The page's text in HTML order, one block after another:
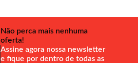
Não perca mais nenhuma
oferta!
Assine agora nossa newsletter
e fique por dentro de todas as